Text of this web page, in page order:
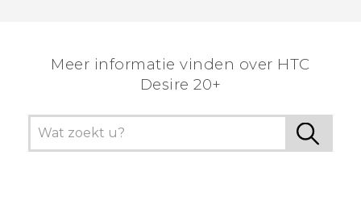
Meer informatie vinden over HTC
Desire 20+